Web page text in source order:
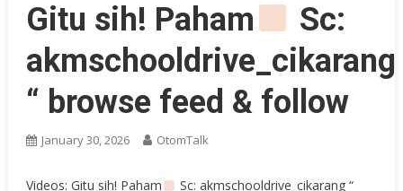
Gitu sih! Paham
Sc:
akmschooldrive_cikarang
“ browse feed & follow
January 30, 2026 OtomTalk
Videos: Gitu sih! Paham
Sc: akmschooldrive_cikarang “